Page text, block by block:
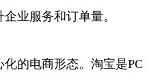
业服务和订单量。
的电商形态。淘宝是PC